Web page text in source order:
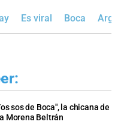
Es viral Boca
sos de Boca", la chicana de
Morena Beltrán